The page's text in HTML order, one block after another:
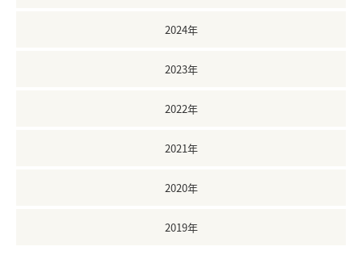
2024年
2023年
2022年
2021年
2020年
2019年